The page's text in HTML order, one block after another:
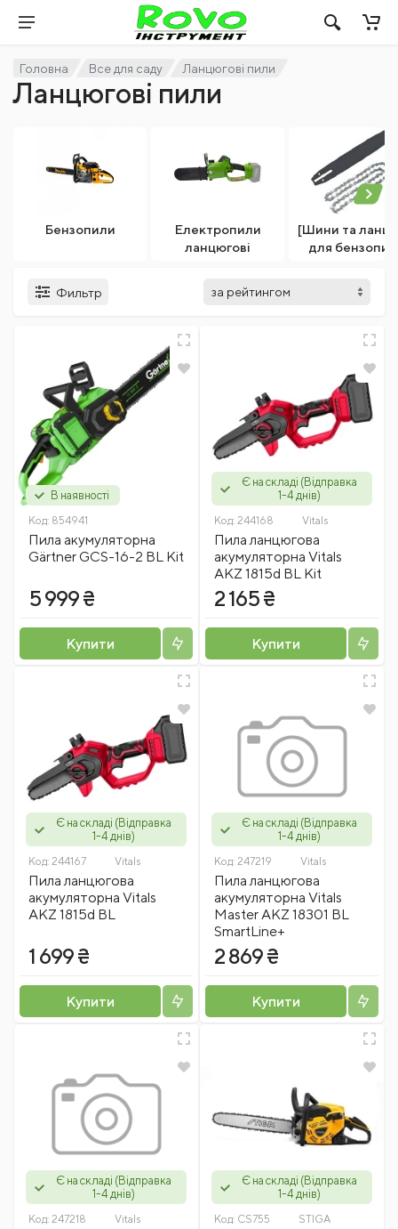
Головна Все для саду Ланцюгові пили
Ланцюгові пили
Бензопили
Електропили
ланцюгові
[Шини та
для
Фильтр
В наявності
Код: 854941
Пила акумуляторна
Gärtner GCS-16-2 BL Kit
5 999 ₴
Купити
Є на складі (Відправка
1-4 днів)
Код: 244168 Vitals
Пила ланцюгова
акумуляторна Vitals
AKZ 1815d BL Kit
2 165 ₴
Купити
Є на складі (Відправка
1-4 днів)
Код: 244167 Vitals
Пила ланцюгова
акумуляторна Vitals
AKZ 1815d BL
1 699 ₴
Купити
Є на складі (Відправка
1-4 днів)
Код: 247219 Vitals
Пила ланцюгова
акумуляторна Vitals
Master AKZ 18301 BL
SmartLine+
2 869 ₴
Купити
Є на складі (Відправка
1-4 днів)
Код: 247218 Vitals
Є на складі (Відправка
1-4 днів)
Код: CS755 STIGA